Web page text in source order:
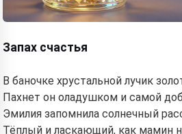
Запах счастья
В баночке хрустальной лучик
Пахнет он оладушком и самой
Эмилия запомнила солнечный
Тёплый и ласкающий, как мамин